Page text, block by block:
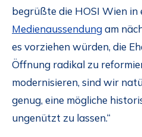
begrüßte die HOSI Wien in
Medienaussendungam
es vorziehen würden, die
Öffnung radikal zu
modernisieren, sind wir
genug, eine mögliche
ungenützt zu lassen.“